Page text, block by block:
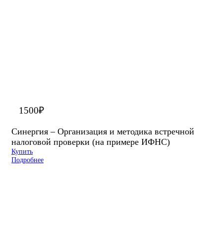
1500₽
Синергия – Организация и методика встречной
налоговой проверки (на примере ИФНС)
Купить
Подробнее